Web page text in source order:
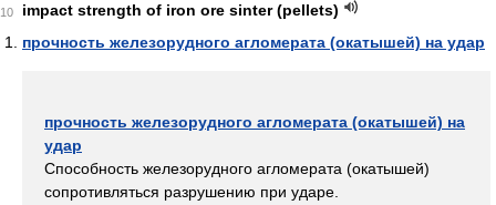
10
impact strength of iron ore sinter (pellets)
прочность железорудного агломерата (окатышей) на удар
прочность железорудного агломерата (окатышей) на
удар
Способность железорудного агломерата (окатышей)
сопротивляться разрушению при ударе.